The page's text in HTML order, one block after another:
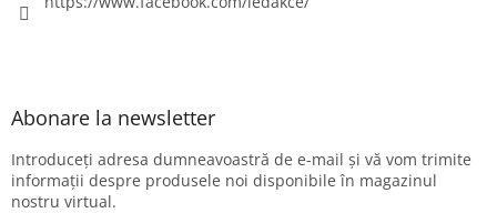
Abonare la newsletter
Introduceţi adresa dumneavoastră de e-mail şi vă vom trimite
informaţii despre produsele noi disponibile în magazinul
nostru virtual.